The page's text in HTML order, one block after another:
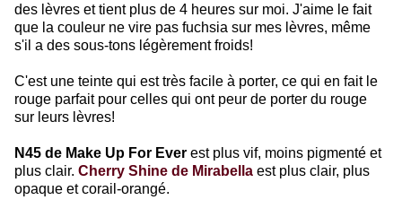
des lèvres et tient plus de 4 heures sur moi. J'aime le fait
que la couleur ne vire pas fuchsia sur mes lèvres, même
s'il a des sous-tons légèrement froids!
C'est une teinte qui est très facile à porter, ce qui en fait le
rouge parfait pour celles qui ont peur de porter du rouge
sur leurs lèvres!
N45 de Make Up For Ever est plus vif, moins pigmenté et
plus clair. Cherry Shine de Mirabella est plus clair, plus
opaque et corail-orangé.